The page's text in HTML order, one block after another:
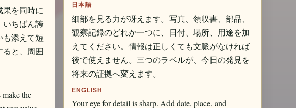
を同時に
いちばん誇
も添えて短
ると、周囲
the
日本語
細部を見る力が冴えます。写真、領収書、部品、
観察記録のどれか一つに、日付、場所、用途を加
えてください。情報は正しくても文脈がなければ
後で使えません。三つのラベルが、今日の発見を
将来の証拠へ変えます。
ENGLISH
Your eye for detail is sharp. Add date, place, and